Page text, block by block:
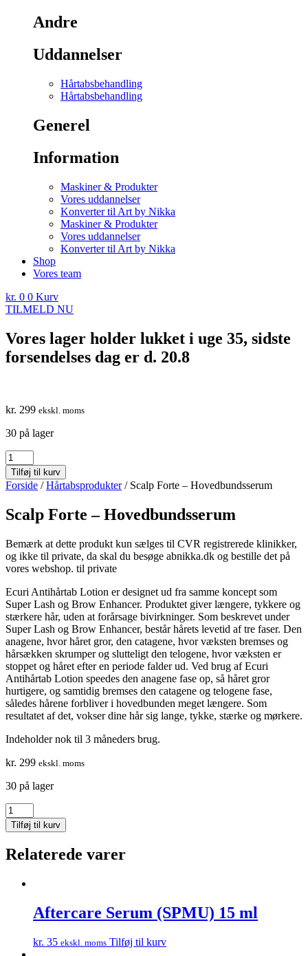
Andre
Uddannelser
Hårtabsbehandling
Hårtabsbehandling
Generel
Information
Maskiner & Produkter
Vores uddannelser
Konverter til Art by Nikka
Maskiner & Produkter
Vores uddannelser
Konverter til Art by Nikka
Shop
Vores team
kr. 0 0 Kurv
TILMELD NU
Vores lager holder lukket i uge 35, sidste
forsendelses dag er d. 20.8
kr. 299 ekskl. moms
30 på lager
Scalp
Forte
-
Hovedbundsserum
Tilføj til kurv
Forside /Hårtabsprodukter/ Scalp Forte – Hovedbundsserum
Scalp Forte – Hovedbundsserum
Bemærk at dette produkt kun sælges til CVR registrerede klinikker,
og ikke til private, da skal du besøge abnikka.dk og bestille det på
vores webshop. til private
Ecuri Antihårtab Lotion er designet ud fra samme koncept som
Super Lash og Brow Enhancer. Produktet giver længere, tykkere og
stærkere hår, uden at forårsage bivirkninger. Som beskrevet under
Super Lash og Brow Enhancer, består hårets levetid af tre faser. Den
anagene, hvor håret gror, den catagene, hvor væksten bremses og
hårsækken skrumper og slutteligt den telogene, hvor væksten er
stoppet og håret efter en periode falder ud. Ved brug af Ecuri
Antihårtab Lotion speedes den anagene fase op, så håret gror
hurtigere, og samtidig bremses den catagene og telogene fase,
således hårene forbliver i hovedbunden meget længere. Som
resultatet af det, vokser dine hår sig lange, tykke, stærke og mørkere.
Indeholder nok til 3 måneders brug.
kr. 299 ekskl. moms
30 på lager
Scalp
Forte
-
Hovedbundsserum
antal
Tilføj til kurv
Relaterede varer
Aftercare Serum (SPMU) 15 ml
kr. 35 ekskl. moms Tilføj til kurv